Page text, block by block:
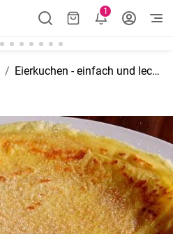
1
Eierkuchen - einfach und lecker (klassisches Grundrezept)